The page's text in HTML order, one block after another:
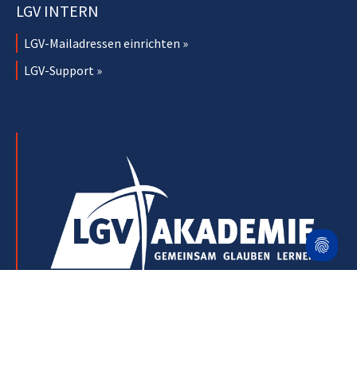
LGV INTERN
LGV-Mailadressen einrichten »
LGV-Support »